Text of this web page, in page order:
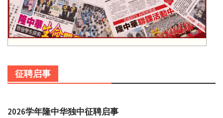
征聘启事
2026学年隆中华独中征聘启事